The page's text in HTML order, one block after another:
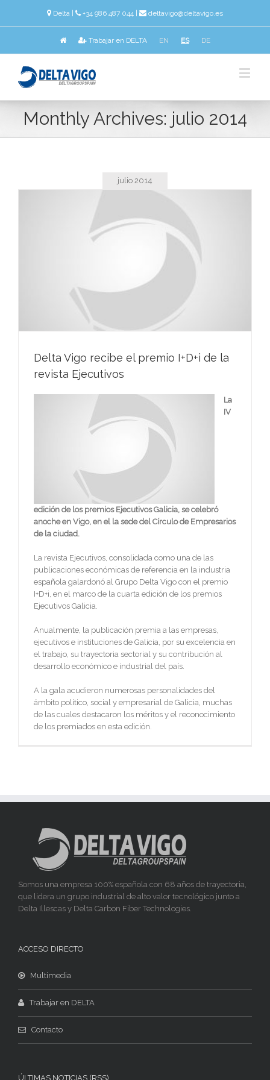
Delta +34 986 487 044 | deltavigo@deltavigo.es
Trabajar en DELTA EN ES DE
Monthly Archives: julio 2014
julio 2014
Delta Vigo recibe el premio I+D+i de la
revista Ejecutivos
La
IV
edición de los premios Ejecutivos Galicia, se celebró
anoche en Vigo, en el la sede del Círculo de Empresarios
de la ciudad.
La revista Ejecutivos, consolidada como una de las
publicaciones económicas de referencia en la industria
española galardonó al Grupo Delta Vigo con el premio
I+D+i, en el marco de la cuarta edición de los premios
Ejecutivos Galicia.
Anualmente, la publicación premia a las empresas,
ejecutivos e instituciones de Galicia, por su excelencia en
el trabajo, su trayectoria sectorial y su contribución al
desarrollo económico e industrial del país.
A la gala acudieron numerosas personalidades del
ámbito político, social y empresarial de Galicia, muchas
de las cuales destacaron los méritos y el reconocimiento
de los premiados en esta edición.
Somos una empresa 100% española con 68 años de trayectoria,
que lidera un grupo industrial de alto valor tecnológico junto a
Delta Illescas y Delta Carbon Fiber Technologies.
ACCESO DIRECTO
Multimedia
Trabajar en DELTA
Contacto
ÚLTIMAS NOTICIAS (RSS)